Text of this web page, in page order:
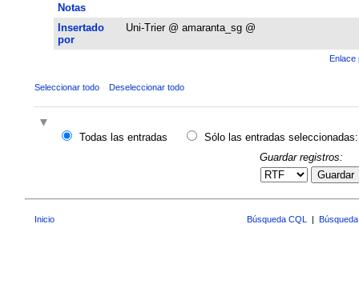
Notas
Insertado
por
Uni-Trier @ amaranta_sg @
Enlace
Seleccionar todo Deseleccionar todo
Todas las entradas
Sólo las entradas seleccionadas:
Guardar registros:
Guardar
Inicio Búsqueda CQL